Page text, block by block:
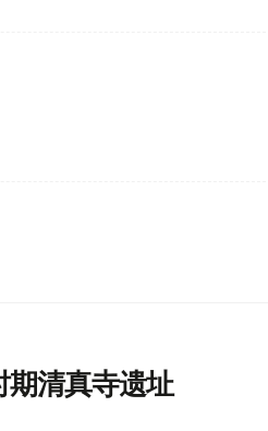
期清真寺遗址